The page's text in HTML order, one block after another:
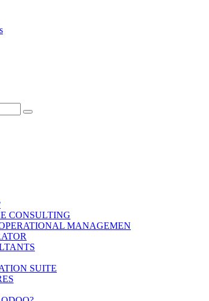
CONSULTING
MANAGEMEN
SUITE